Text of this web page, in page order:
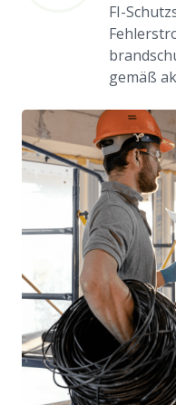
FI-
gemäß